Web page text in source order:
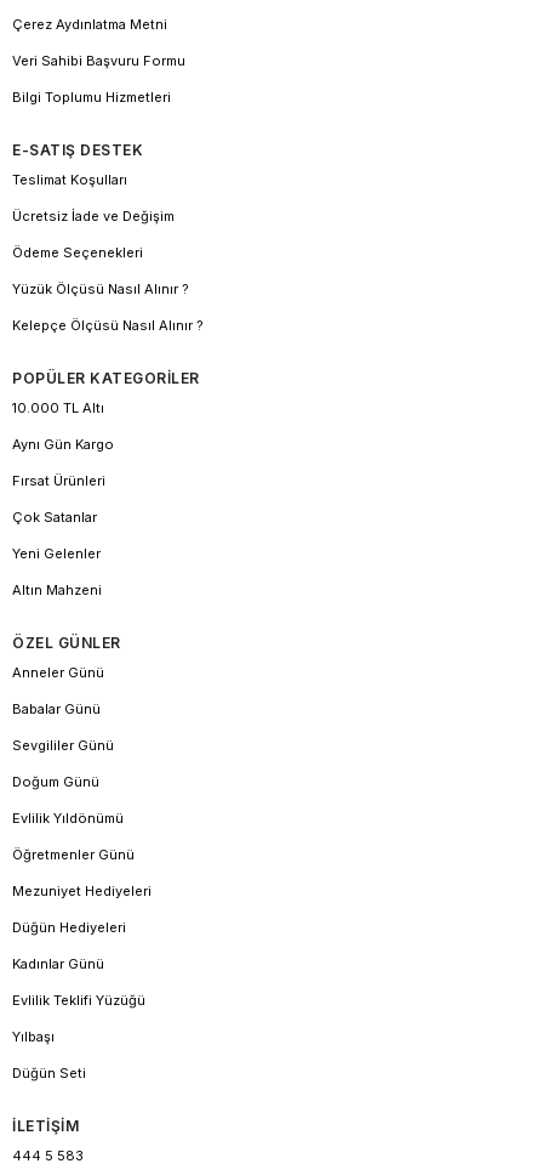
Çerez Aydınlatma Metni
Veri Sahibi Başvuru Formu
Bilgi Toplumu Hizmetleri
E-SATIŞ DESTEK
Teslimat Koşulları
Ücretsiz İade ve Değişim
Ödeme Seçenekleri
Yüzük Ölçüsü Nasıl Alınır ?
Kelepçe Ölçüsü Nasıl Alınır ?
POPÜLER KATEGORİLER
10.000 TL Altı
Aynı Gün Kargo
Fırsat Ürünleri
Çok Satanlar
Yeni Gelenler
Altın Mahzeni
ÖZEL GÜNLER
Anneler Günü
Babalar Günü
Sevgililer Günü
Doğum Günü
Evlilik Yıldönümü
Öğretmenler Günü
Mezuniyet Hediyeleri
Düğün Hediyeleri
Kadınlar Günü
Evlilik Teklifi Yüzüğü
Yılbaşı
Düğün Seti
İLETİŞİM
444 5 583